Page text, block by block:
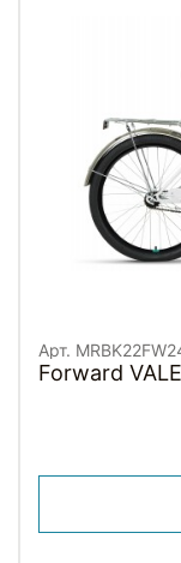
Арт.
Forward